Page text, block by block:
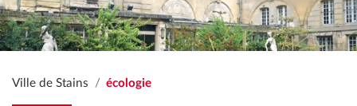
Ville de Stains écologie